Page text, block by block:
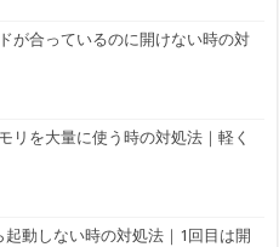
が合っているのに開けない時の対
リを大量に使う時の対処法｜軽く
起動しない時の対処法｜1回目は開